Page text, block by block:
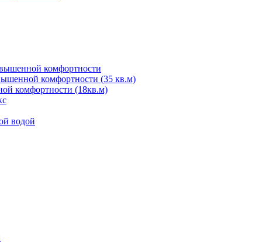
комфортности
комфортности (35 кв.м)
комфортности (18кв.м)
водой